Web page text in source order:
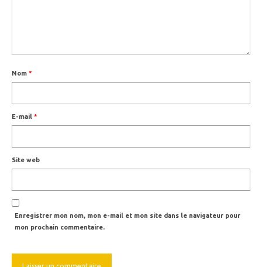
Nom *
E-mail *
Site web
Enregistrer mon nom, mon e-mail et mon site dans le navigateur pour
mon prochain commentaire.